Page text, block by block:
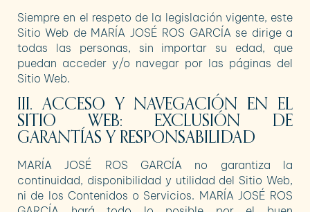
Siempre en el respeto de la legislación vigente, este
Sitio Web de MARÍA JOSÉ ROS GARCÍAse dirige a
todas las personas, sin importar su edad, que
puedan acceder y/o navegar por las páginas del
Sitio Web.
III. ACCESO Y NAVEGACIÓN EN EL
SITIO WEB: EXCLUSIÓN DE
GARANTÍAS Y RESPONSABILIDAD
MARÍA JOSÉ ROS GARCÍA no garantiza la
continuidad, disponibilidad y utilidad del Sitio Web,
ni de los Contenidos o Servicios. MARÍA JOSÉ ROS